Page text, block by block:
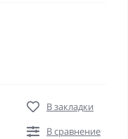
В закладки
В сравнение